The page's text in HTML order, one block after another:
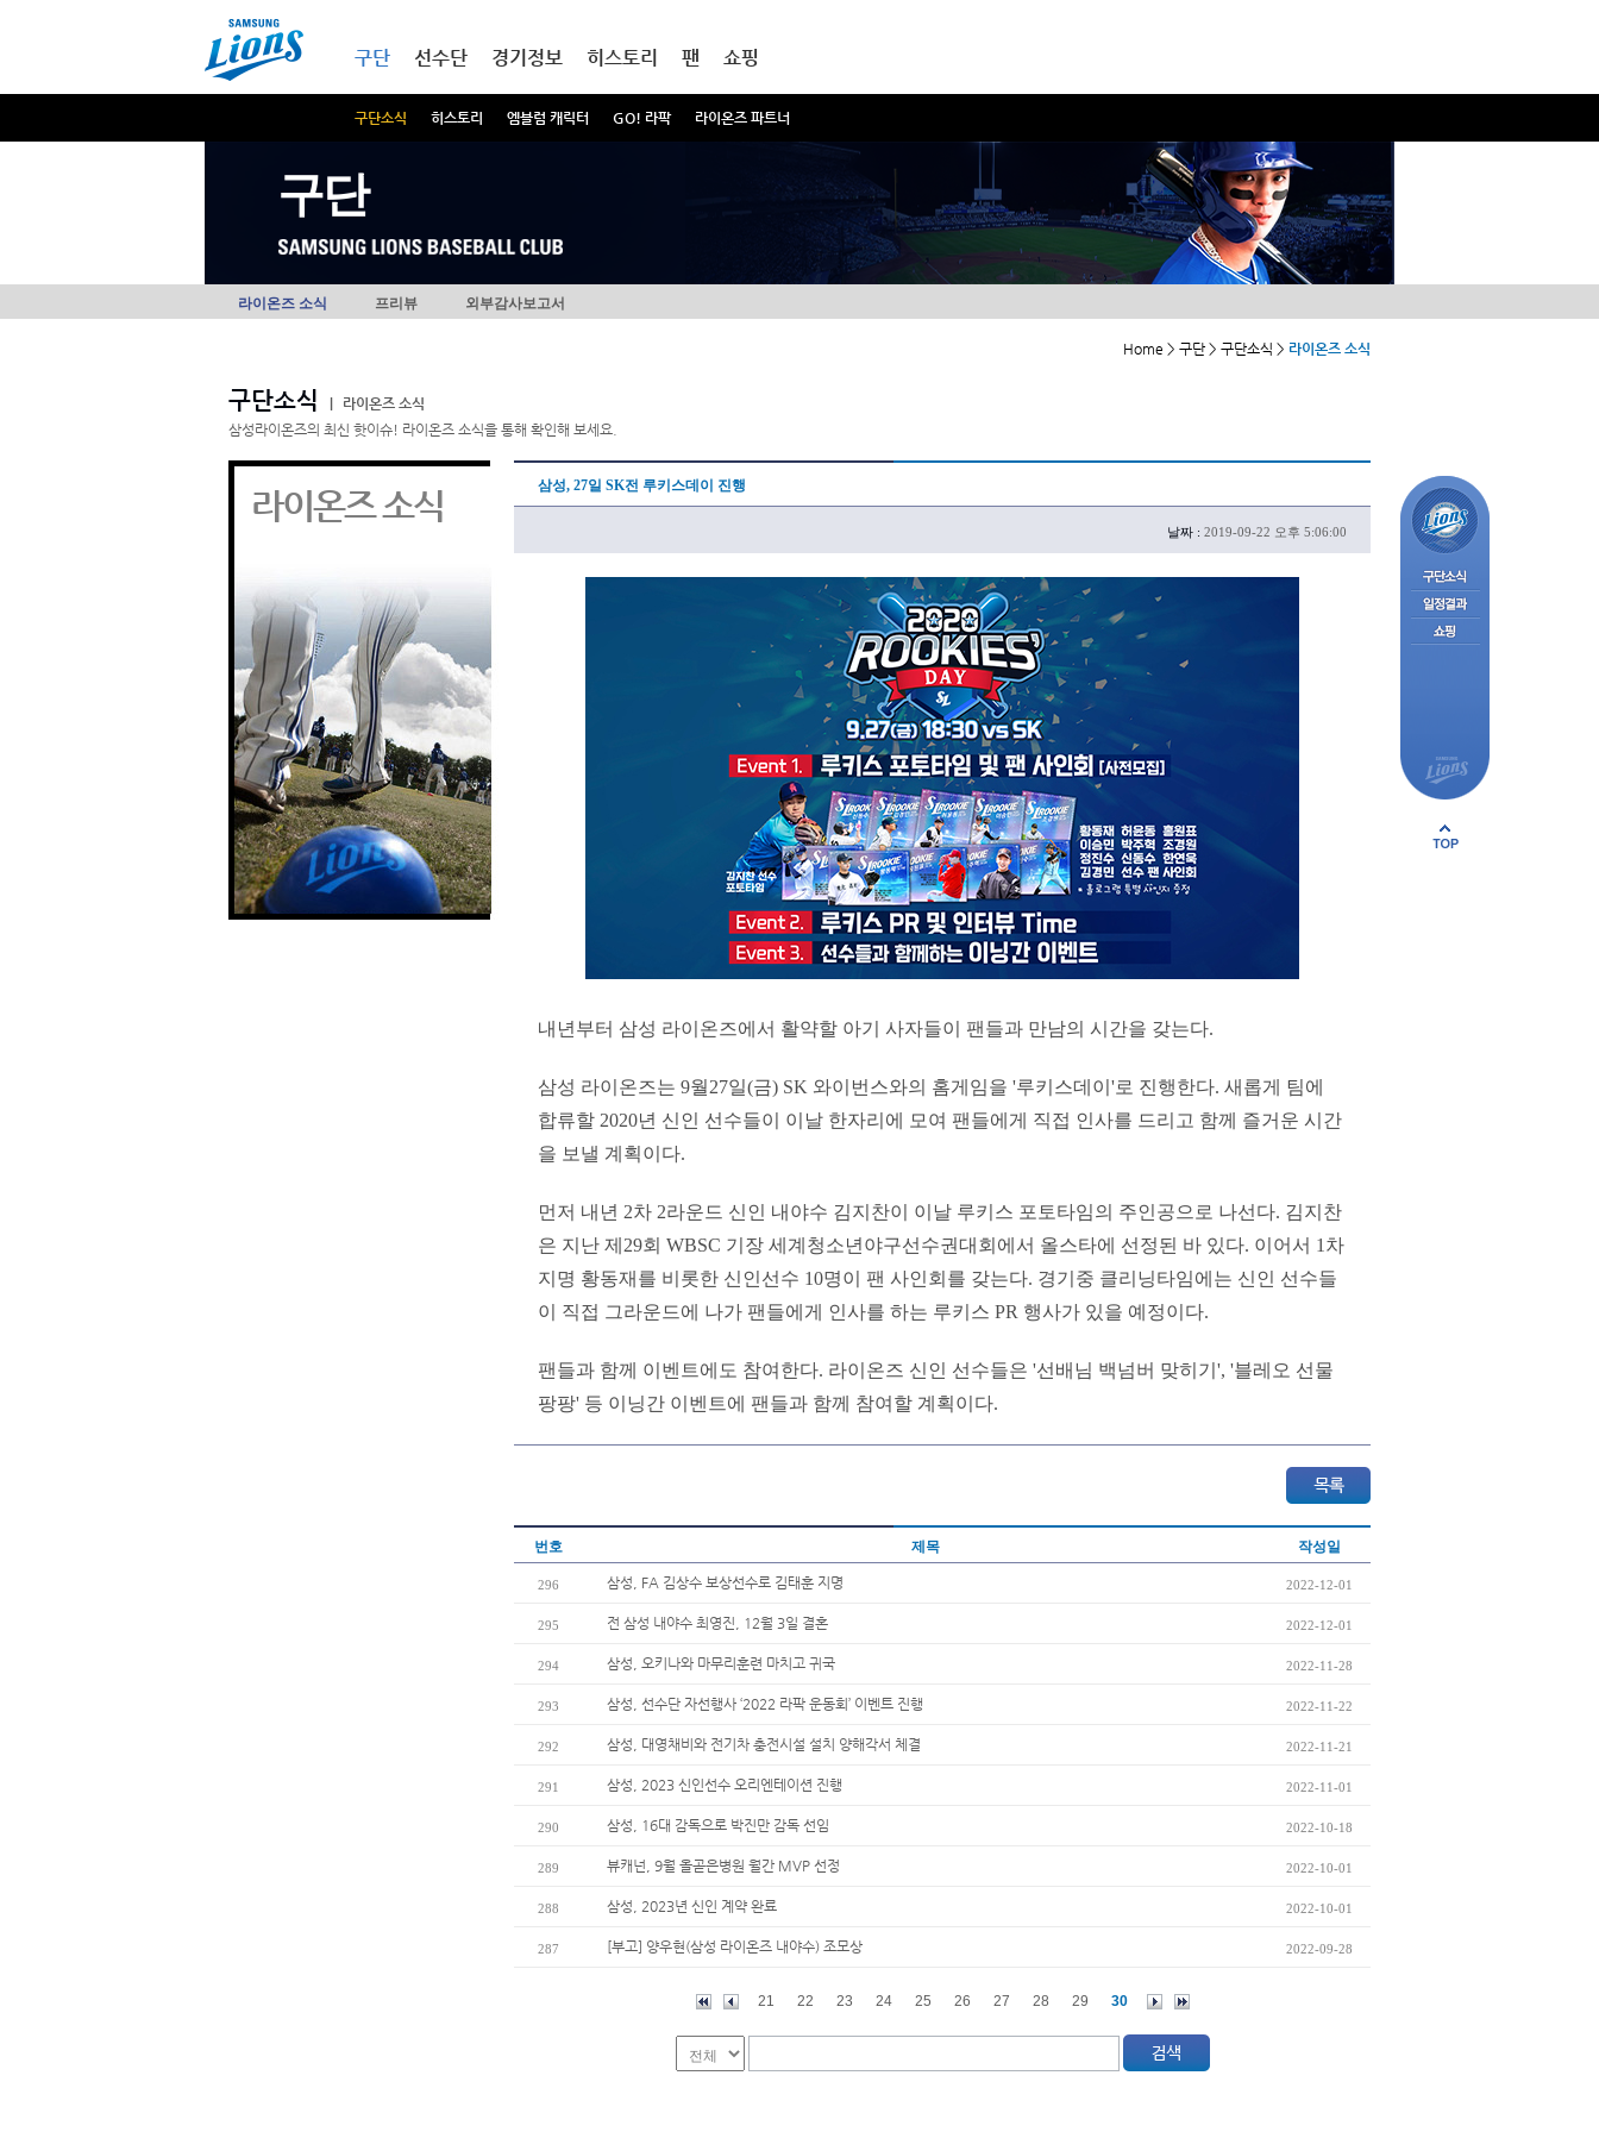
구단
구단소식 히스토리 엠블럼 캐릭터 GO! 라팍 라이온즈 파트너
선수단 경기정보 히스토리 팬 쇼핑
구단
라이온즈 소식 프리뷰 외부감사보고서
Home > 구단 > 구단소식 > 라이온즈 소식
구단소식
라이온즈 소식
삼성라이온즈의 최신 핫이슈! 라이온즈 소식을 통해 확인해 보세요.
라이온즈 소식 삼성, 27일 SK전 루키스데이 진행
날짜 : 2019-09-22 오후 5:06:00
내년부터 삼성 라이온즈에서 활약할 아기 사자들이 팬들과 만남의 시간을 갖는다.
삼성 라이온즈는 9월27일(금) SK 와이번스와의 홈게임을 '루키스데이'로 진행한다. 새롭게 팀에
합류할 2020년 신인 선수들이 이날 한자리에 모여 팬들에게 직접 인사를 드리고 함께 즐거운 시간
을 보낼 계획이다.
먼저 내년 2차 2라운드 신인 내야수 김지찬이 이날 루키스 포토타임의 주인공으로 나선다. 김지찬
은 지난 제29회 WBSC 기장 세계청소년야구선수권대회에서 올스타에 선정된 바 있다. 이어서 1차
지명 황동재를 비롯한 신인선수 10명이 팬 사인회를 갖는다. 경기중 클리닝타임에는 신인 선수들
이 직접 그라운드에 나가 팬들에게 인사를 하는 루키스 PR 행사가 있을 예정이다.
팬들과 함께 이벤트에도 참여한다. 라이온즈 신인 선수들은 '선배님 백넘버 맞히기', '블레오 선물
팡팡' 등 이닝간 이벤트에 팬들과 함께 참여할 계획이다.
번호 제목 작성일
296 삼성, FA 김상수 보상선수로 김태훈 지명 2022-12-01
295 전 삼성 내야수 최영진, 12월 3일 결혼 2022-12-01
294 삼성, 오키나와 마무리훈련 마치고 귀국 2022-11-28
293 삼성, 선수단 자선행사 ‘2022 라팍 운동회’ 이벤트 진행 2022-11-22
292 삼성, 대영채비와 전기차 충전시설 설치 양해각서 체결 2022-11-21
291 삼성, 2023 신인선수 오리엔테이션 진행 2022-11-01
290 삼성, 16대 감독으로 박진만 감독 선임 2022-10-18
289 뷰캐넌, 9월 올곧은병원 월간 MVP 선정 2022-10-01
288 삼성, 2023년 신인 계약 완료 2022-10-01
287 [부고] 양우현(삼성 라이온즈 내야수) 조모상 2022-09-28
21 22 23 24 25 26 27 28 29 30